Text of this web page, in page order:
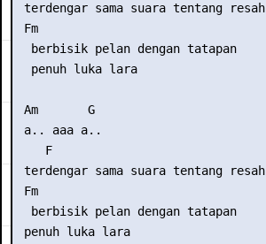
terdengar sama suara tentang resah
Fm
  berbisik pelan dengan tatapan
  penuh luka lara
Am       G
a.. aaa a..
    F
terdengar sama suara tentang resah
Fm
  berbisik pelan dengan tatapan
penuh luka lara